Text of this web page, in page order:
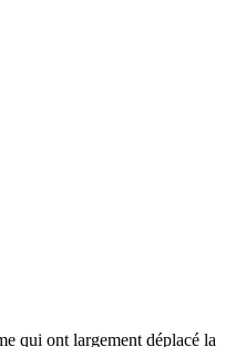
qui ont largement déplacé la